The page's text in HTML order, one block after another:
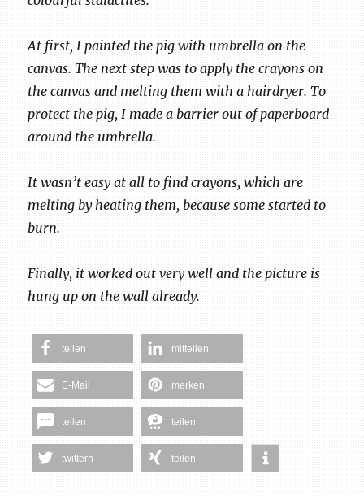
At first, I painted the pig with umbrella on the
canvas. The next step was to apply the crayons on
the canvas and melting them with a hairdryer. To
protect the pig, I made a barrier out of paperboard
around the umbrella.
It wasn’t easy at all to find crayons, which are
melting by heating them, because some started to
burn.
Finally, it worked out very well and the picture is
hung up on the wall already.
teilen mitteilen
E-Mail merken
teilen teilen
twittern teilen